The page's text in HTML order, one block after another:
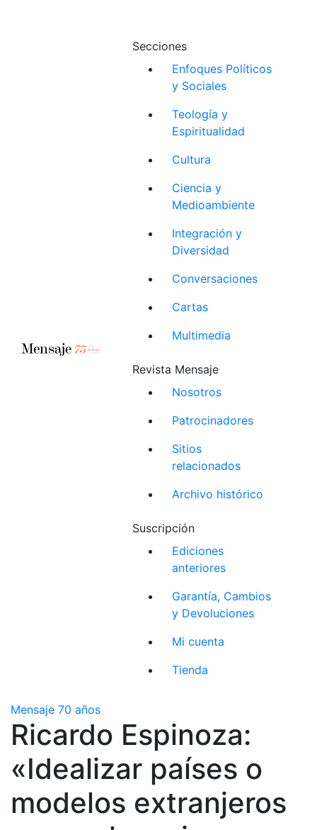
Secciones
Enfoques Políticos
y Sociales
Teología y
Espiritualidad
Cultura
Ciencia y
Medioambiente
Integración y
Diversidad
Conversaciones
Cartas
Multimedia
Revista Mensaje
Nosotros
Patrocinadores
Sitios
relacionados
Archivo histórico
Suscripción
Ediciones
anteriores
Garantía, Cambios
y Devoluciones
Mi cuenta
Tienda
Mensaje 70 años
Ricardo Espinoza:
«Idealizar países o
modelos extranjeros